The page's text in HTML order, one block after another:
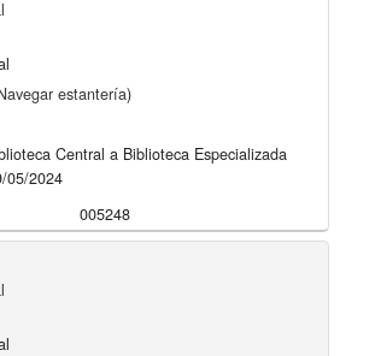
estantería)
Central a Biblioteca Especializada
05/2024
005248